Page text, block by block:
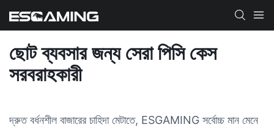
ছোট ব্যবসার জন্য সেরা পিসি কেস
সরবরাহকারী
দ্রুত বর্ধনশীল বাজারের চাহিদা মেটাতে, ESGAMING সর্বোচ্চ মান মেনে